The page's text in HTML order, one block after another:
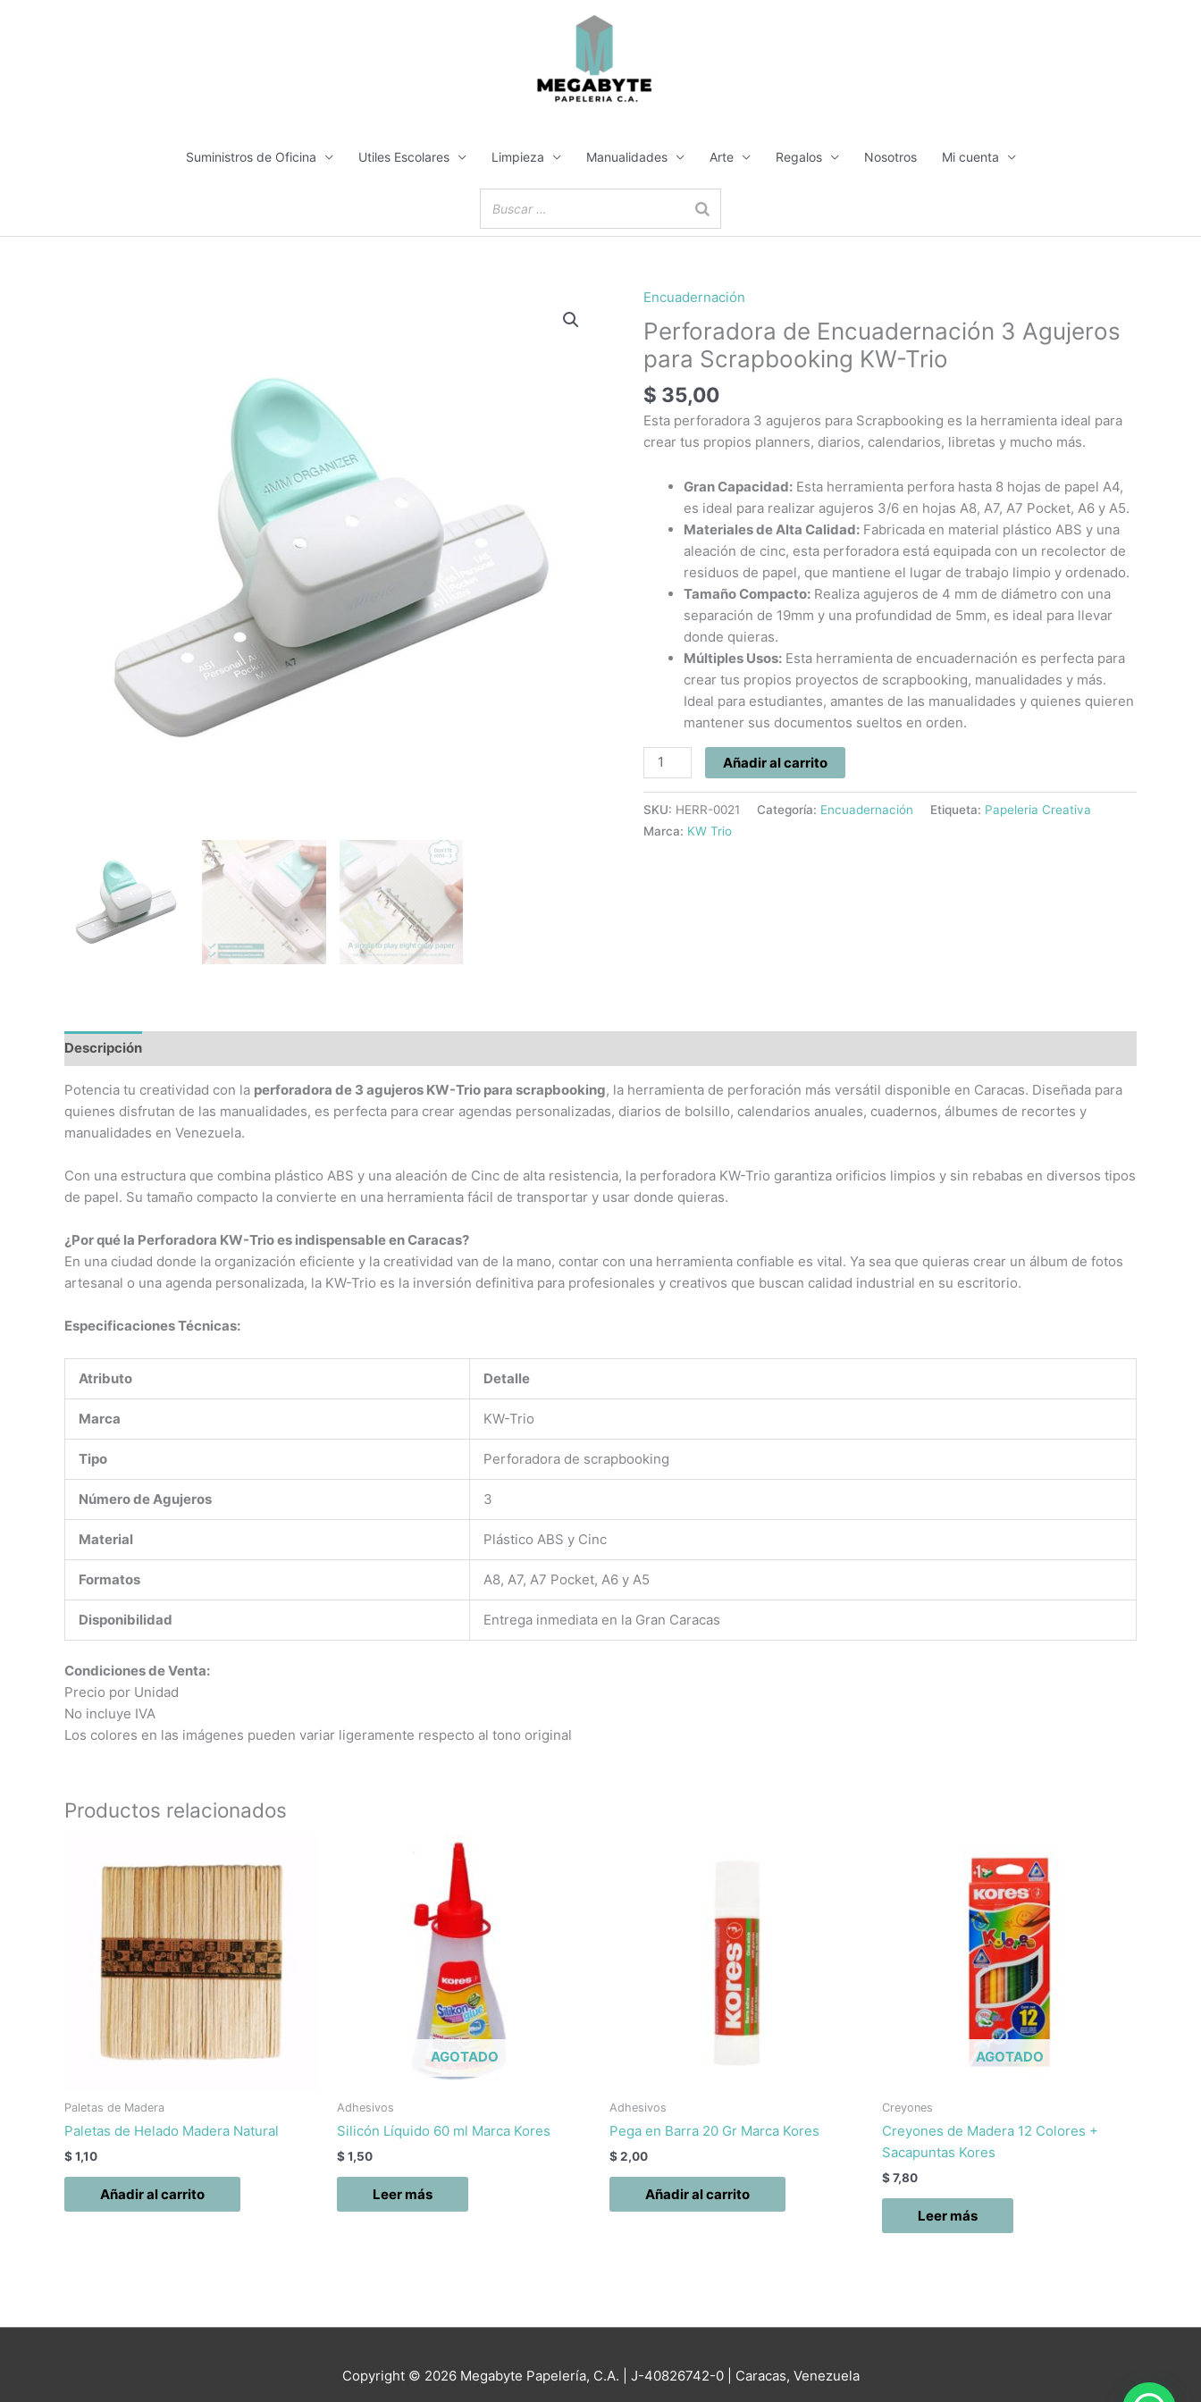
Suministros de Oficina Utiles Escolares Limpieza Manualidades Arte Regalos Nosotros Mi cuenta
Encuadernación
Perforadora de Encuadernación 3 Agujeros
para Scrapbooking KW-Trio
$ 35,00
Esta perforadora 3 agujeros para Scrapbooking es la herramienta ideal para
crear tus propios planners, diarios, calendarios, libretas y mucho más.
Gran Capacidad: Esta herramienta perfora hasta 8 hojas de papel A4,
es ideal para realizar agujeros 3/6 en hojas A8, A7, A7 Pocket, A6 y A5.
Materiales de Alta Calidad: Fabricada en material plástico ABS y una
aleación de cinc, esta perforadora está equipada con un recolector de
residuos de papel, que mantiene el lugar de trabajo limpio y ordenado.
Tamaño Compacto: Realiza agujeros de 4 mm de diámetro con una
separación de 19mm y una profundidad de 5mm, es ideal para llevar
donde quieras.
Múltiples Usos: Esta herramienta de encuadernación es perfecta para
crear tus propios proyectos de scrapbooking, manualidades y más.
Ideal para estudiantes, amantes de las manualidades y quienes quieren
mantener sus documentos sueltos en orden.
Perforadora
de
Encuadernación
3
Agujeros
para
Scrapbooking
KW-
cantidad
Añadir al carrito
SKU: HERR-0021 Categoría: Encuadernación Etiqueta: Papeleria Creativa
Marca: KW Trio
Descripción
Potencia tu creatividad con la perforadora de 3 agujeros KW-Trio para scrapbooking, la herramienta de perforación más versátil disponible en Caracas. Diseñada para
quienes disfrutan de las manualidades, es perfecta para crear agendas personalizadas, diarios de bolsillo, calendarios anuales, cuadernos, álbumes de recortes y
manualidades en Venezuela.
Con una estructura que combina plástico ABS y una aleación de Cinc de alta resistencia, la perforadora KW-Trio garantiza orificios limpios y sin rebabas en diversos tipos
de papel. Su tamaño compacto la convierte en una herramienta fácil de transportar y usar donde quieras.
¿Por qué la Perforadora KW-Trio es indispensable en Caracas?
En una ciudad donde la organización eficiente y la creatividad van de la mano, contar con una herramienta confiable es vital. Ya sea que quieras crear un álbum de fotos
artesanal o una agenda personalizada, la KW-Trio es la inversión definitiva para profesionales y creativos que buscan calidad industrial en su escritorio.
Especificaciones Técnicas:
Atributo Detalle
Marca KW-Trio
Tipo Perforadora de scrapbooking
Número de Agujeros 3
Material Plástico ABS y Cinc
Formatos A8, A7, A7 Pocket, A6 y A5
Disponibilidad Entrega inmediata en la Gran Caracas
Condiciones de Venta:
Precio por Unidad
No incluye IVA
Los colores en las imágenes pueden variar ligeramente respecto al tono original
Productos relacionados
Paletas de Madera
Paletas de Helado Madera Natural
$1,10
Añadir al carrito
AGOTADO
Adhesivos
Silicón Líquido 60 ml Marca Kores
$1,50
Leer más
Adhesivos
Pega en Barra 20 Gr Marca Kores
$2,00
Añadir al carrito
AGOTADO
Creyones
Creyones de Madera 12 Colores +
Sacapuntas Kores
$7,80
Leer más
Copyright © 2026 Megabyte Papelería, C.A. | J-40826742-0 | Caracas, Venezuela